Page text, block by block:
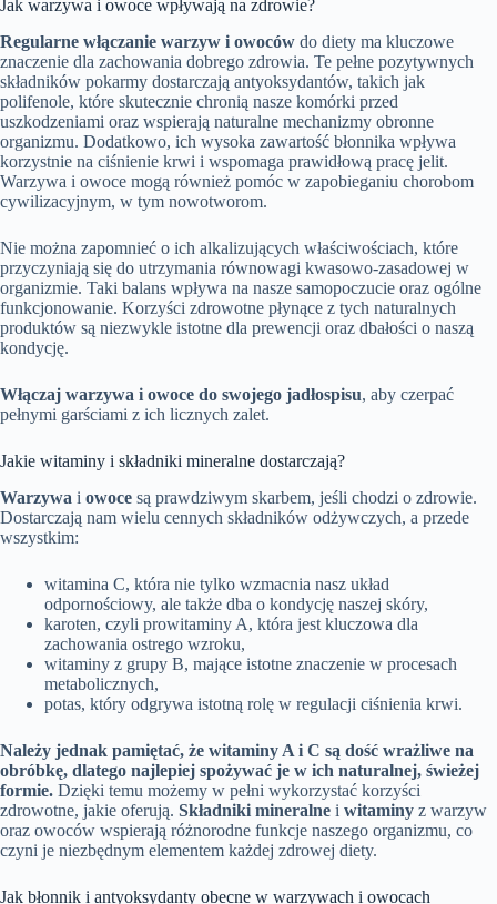
Jak warzywa i owoce wpływają na zdrowie?
Regularne włączanie warzyw i owoców do diety ma kluczowe
znaczenie dla zachowania dobrego zdrowia. Te pełne pozytywnych
składników pokarmy dostarczają antyoksydantów, takich jak
polifenole, które skutecznie chronią nasze komórki przed
uszkodzeniami oraz wspierają naturalne mechanizmy obronne
organizmu. Dodatkowo, ich wysoka zawartość błonnika wpływa
korzystnie na ciśnienie krwi i wspomaga prawidłową pracę jelit.
Warzywa i owoce mogą również pomóc w zapobieganiu chorobom
cywilizacyjnym, w tym nowotworom.
Nie można zapomnieć o ich alkalizujących właściwościach, które
przyczyniają się do utrzymania równowagi kwasowo-zasadowej w
organizmie. Taki balans wpływa na nasze samopoczucie oraz ogólne
funkcjonowanie. Korzyści zdrowotne płynące z tych naturalnych
produktów są niezwykle istotne dla prewencji oraz dbałości o naszą
kondycję.
Włączaj warzywa i owoce do swojego jadłospisu, aby czerpać
pełnymi garściami z ich licznych zalet.
Jakie witaminy i składniki mineralne dostarczają?
Warzywa i owoce są prawdziwym skarbem, jeśli chodzi o zdrowie.
Dostarczają nam wielu cennych składników odżywczych, a przede
wszystkim:
witamina C, która nie tylko wzmacnia nasz układ
odpornościowy, ale także dba o kondycję naszej skóry,
karoten, czyli prowitaminy A, która jest kluczowa dla
zachowania ostrego wzroku,
witaminy z grupy B, mające istotne znaczenie w procesach
metabolicznych,
potas, który odgrywa istotną rolę w regulacji ciśnienia krwi.
Należy jednak pamiętać, że witaminy A i C są dość wrażliwe na
obróbkę, dlatego najlepiej spożywać je w ich naturalnej, świeżej
formie. Dzięki temu możemy w pełni wykorzystać korzyści
zdrowotne, jakie oferują. Składniki mineralne i witaminy z warzyw
oraz owoców wspierają różnorodne funkcje naszego organizmu, co
czyni je niezbędnym elementem każdej zdrowej diety.
Jak błonnik i antyoksydanty obecne w warzywach i owocach